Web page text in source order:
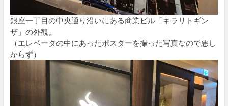
銀座一丁目の中央通り沿いにある商業ビル「キラリトギン
ザ」の外観。
（エレベータの中にあったポスターを撮った写真なので悪し
からず）